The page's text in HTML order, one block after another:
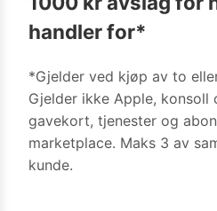
handler for*
*Gjelder ved kjøp av to
Gjelder ikke Apple, konsoll
gavekort, tjenester og
marketplace. Maks 3 av
kunde.